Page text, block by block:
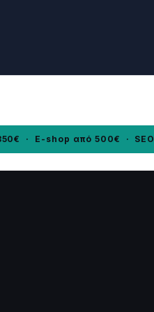
E-shop από 500€ · SEO